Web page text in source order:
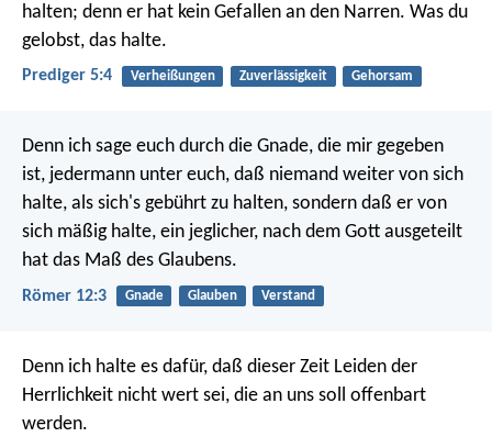
halten; denn er hat kein Gefallen an den Narren. Was du
gelobst, das halte.
Prediger 5:4 Verheißungen Zuverlässigkeit Gehorsam
Denn ich sage euch durch die Gnade, die mir gegeben
ist, jedermann unter euch, daß niemand weiter von sich
halte, als sich's gebührt zu halten, sondern daß er von
sich mäßig halte, ein jeglicher, nach dem Gott ausgeteilt
hat das Maß des Glaubens.
Römer 12:3 Gnade Glauben Verstand
Denn ich halte es dafür, daß dieser Zeit Leiden der
Herrlichkeit nicht wert sei, die an uns soll offenbart
werden.